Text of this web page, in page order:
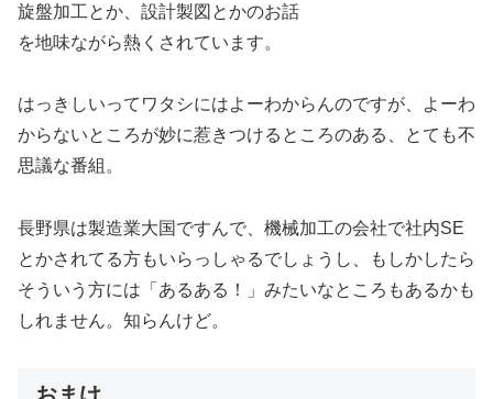
旋盤加工とか、設計製図とかのお話
を地味ながら熱くされています。
はっきしいってワタシにはよーわからんのですが、よーわ
からないところが妙に惹きつけるところのある、とても不
思議な番組。
長野県は製造業大国ですんで、機械加工の会社で社内SE
とかされてる方もいらっしゃるでしょうし、もしかしたら
そういう方には「あるある！」みたいなところもあるかも
しれません。知らんけど。